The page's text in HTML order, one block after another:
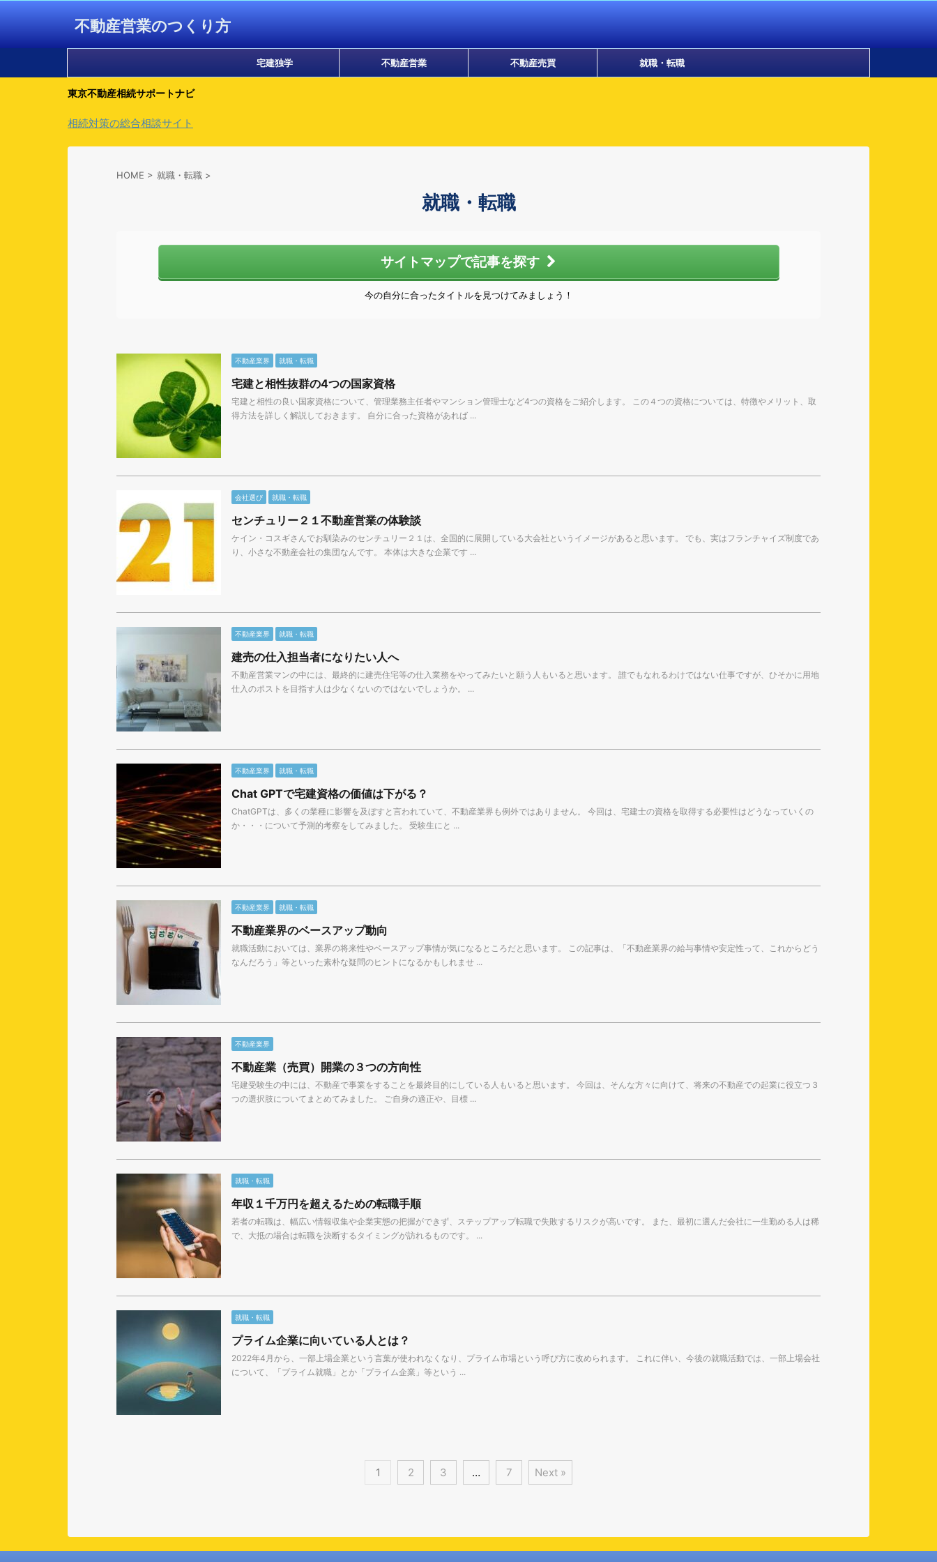
不動産営業のつくり方
宅建独学 不動産営業 不動産売買 就職・転職
東京不動産相続サポートナビ
相続対策の総合相談サイト
HOME > 就職・転職 >
就職・転職
サイトマップで記事を探す
今の自分に合ったタイトルを見つけてみましょう！
不動産業界 就職・転職
宅建と相性抜群の4つの国家資格
宅建と相性の良い国家資格について、管理業務主任者やマンション管理士など4つの資格をご紹介します。 この４つの資格については、特徴やメリット、取
得方法を詳しく解説しておきます。 自分に合った資格があれば ...
会社選び 就職・転職
センチュリー２１不動産営業の体験談
ケイン・コスギさんでお馴染みのセンチュリー２１は、全国的に展開している大会社というイメージがあると思います。 でも、実はフランチャイズ制度であ
り、小さな不動産会社の集団なんです。 本体は大きな企業です ...
不動産業界 就職・転職
建売の仕入担当者になりたい人へ
不動産営業マンの中には、最終的に建売住宅等の仕入業務をやってみたいと願う人もいると思います。 誰でもなれるわけではない仕事ですが、ひそかに用地
仕入のポストを目指す人は少なくないのではないでしょうか。 ...
不動産業界 就職・転職
Chat GPTで宅建資格の価値は下がる？
ChatGPTは、多くの業種に影響を及ぼすと言われていて、不動産業界も例外ではありません。 今回は、宅建士の資格を取得する必要性はどうなっていくの
か・・・について予測的考察をしてみました。 受験生にと ...
不動産業界 就職・転職
不動産業界のベースアップ動向
就職活動においては、業界の将来性やベースアップ事情が気になるところだと思います。 この記事は、「不動産業界の給与事情や安定性って、これからどう
なんだろう」等といった素朴な疑問のヒントになるかもしれませ ...
不動産業界
不動産業（売買）開業の３つの方向性
宅建受験生の中には、不動産で事業をすることを最終目的にしている人もいると思います。 今回は、そんな方々に向けて、将来の不動産での起業に役立つ３
つの選択肢についてまとめてみました。 ご自身の適正や、目標 ...
就職・転職
年収１千万円を超えるための転職手順
若者の転職は、幅広い情報収集や企業実態の把握ができず、ステップアップ転職で失敗するリスクが高いです。 また、最初に選んだ会社に一生勤める人は稀
で、大抵の場合は転職を決断するタイミングが訪れるものです。 ...
就職・転職
プライム企業に向いている人とは？
2022年4月から、一部上場企業という言葉が使われなくなり、プライム市場という呼び方に改められます。 これに伴い、今後の就職活動では、一部上場会社
について、「プライム就職」とか「プライム企業」等という ...
1 2 3 … 7 Next »